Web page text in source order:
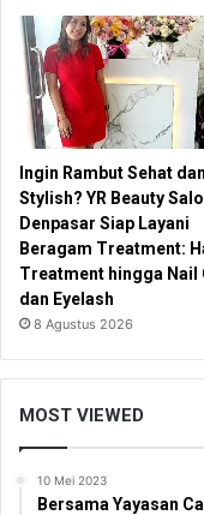
Ingin Rambut Sehat dan
Stylish? YR Beauty
Denpasar Siap Layani
Beragam Treatment:
Treatment hingga Nail
dan Eyelash
8 Agustus 2026
MOST VIEWED
10 Mei 2023
Bersama Yayasan